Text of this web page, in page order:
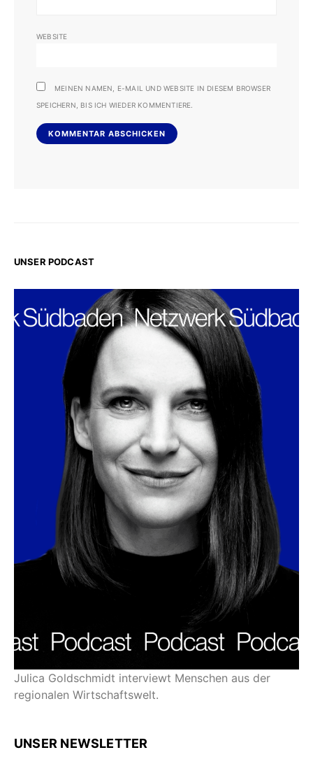
WEBSITE
MEINEN NAMEN, E-MAIL UND WEBSITE IN DIESEM BROWSER
SPEICHERN, BIS ICH WIEDER KOMMENTIERE.
UNSER PODCAST
Julica Goldschmidt interviewt Menschen aus der
regionalen Wirtschaftswelt.
UNSER NEWSLETTER